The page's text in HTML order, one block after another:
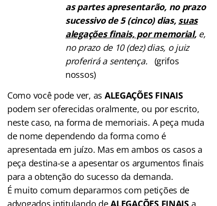
as partes apresentarão, no prazo
sucessivo de 5 (cinco) dias, suas
alegações finais, por memorial, e,
no prazo de 10 (dez) dias, o juiz
proferirá a sentença. (grifos
nossos)
Como você pode ver, as ALEGAÇÕES FINAIS
podem ser oferecidas oralmente, ou por escrito,
neste caso, na forma de memoriais. A peça muda
de nome dependendo da forma como é
apresentada em juízo. Mas em ambos os casos a
peça destina-se a apesentar os argumentos finais
para a obtenção do sucesso da demanda.
É muito comum depararmos com petições de
advogados intitulando deALEGAÇÕES FINAISa